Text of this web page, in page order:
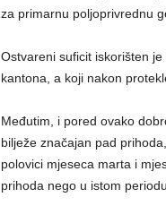
za primarnu poljoprivrednu
Ostvareni suficit iskorišten
kantona, a koji nakon
Međutim, i pored ovako
bilježe značajan pad
polovici mjeseca marta i
prihoda nego u istom